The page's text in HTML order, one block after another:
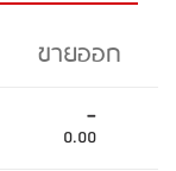
ขายออก
-
0.00